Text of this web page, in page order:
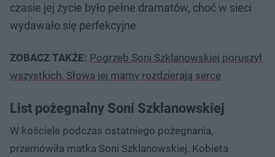
czasie jej życie było pełne dramatów, choć w sieci
wydawało się perfekcyjne
ZOBACZ TAKŻE: Pogrzeb Soni Szklanowskiej poruszył
wszystkich. Słowa jej mamy rozdzierają serce
List pożegnalny Soni Szklanowskiej
W kościele podczas ostatniego pożegnania,
przemówiła matka Soni Szklanowskiej. Kobieta